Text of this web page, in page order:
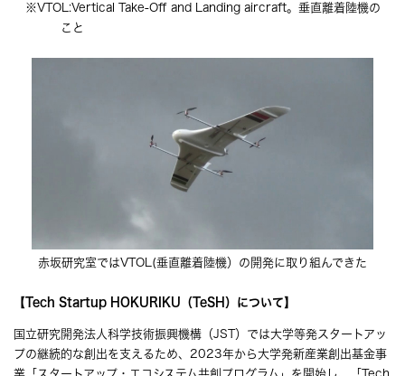
※VTOL:Vertical Take-Off and Landing aircraft。垂直離着陸機の
こと
赤坂研究室ではVTOL(垂直離着陸機）の開発に取り組んできた
【Tech Startup HOKURIKU（TeSH）について】
国立研究開発法人科学技術振興機構（JST）では大学等発スタートアッ
プの継続的な創出を支えるため、2023年から大学発新産業創出基金事